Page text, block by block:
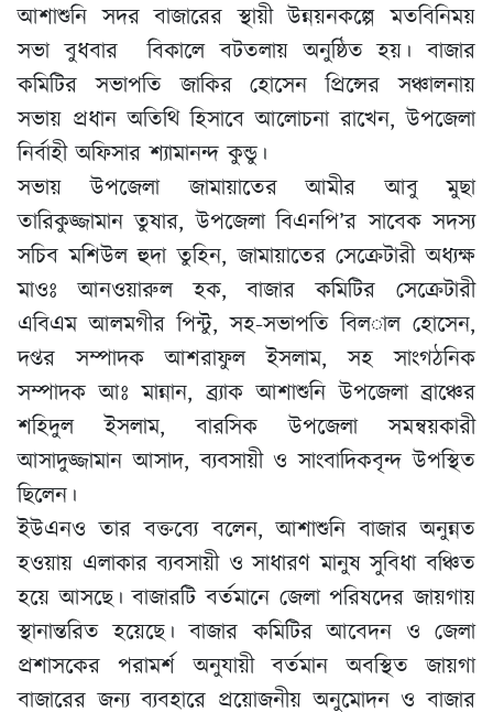
আশাশুনি সদর বাজারের স্থায়ী উন্নয়নকল্পে মতবিনিময়
সভা বুধবার বিকালে বটতলায় অনুষ্ঠিত হয়। বাজার
কমিটির সভাপতি জাকির হোসেন প্রিন্সের সঞ্চালনায়
সভায় প্রধান অতিথি হিসাবে আলোচনা রাখেন, উপজেলা
নির্বাহী অফিসার শ্যামানন্দ কুন্ডু।
সভায় উপজেলা জামায়াতের আমীর আবু মুছা
তারিকুজ্জামান তুষার, উপজেলা বিএনপি’র সাবেক সদস্য
সচিব মশিউল হুদা তুহিন, জামায়াতের সেক্রেটারী অধ্যক্ষ
মাওঃ আনওয়ারুল হক, বাজার কমিটির সেক্রেটারী
এবিএম আলমগীর পিন্টু, সহ-সভাপতি বিল­াল হোসেন,
দপ্তর সম্পাদক আশরাফুল ইসলাম, সহ সাংগঠনিক
সম্পাদক আঃ মান্নান, ব্র্যাক আশাশুনি উপজেলা ব্রাঞ্চের
শহিদুল ইসলাম, বারসিক উপজেলা সমন্বয়কারী
আসাদুজ্জামান আসাদ, ব্যবসায়ী ও সাংবাদিকবৃন্দ উপস্থিত
ছিলেন।
ইউএনও তার বক্তব্যে বলেন, আশাশুনি বাজার অনুন্নত
হওয়ায় এলাকার ব্যবসায়ী ও সাধারণ মানুষ সুবিধা বঞ্চিত
হয়ে আসছে। বাজারটি বর্তমানে জেলা পরিষদের জায়গায়
স্থানান্তরিত হয়েছে। বাজার কমিটির আবেদন ও জেলা
প্রশাসকের পরামর্শ অনুযায়ী বর্তমান অবস্থিত জায়গা
বাজারের জন্য ব্যবহারে প্রয়োজনীয় অনুমোদন ও বাজার